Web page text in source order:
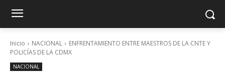
Inicio NACIONAL
ENFRENTAMIENTO ENTRE MAESTROS DE LA CNTE Y
POLICÍAS DE LA CDMX
NACIONAL